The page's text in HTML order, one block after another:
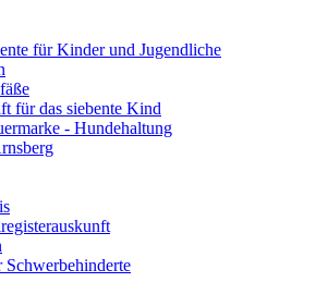
für Kinder und Jugendliche
für das siebente Kind
- Hundehaltung
Schwerbehinderte